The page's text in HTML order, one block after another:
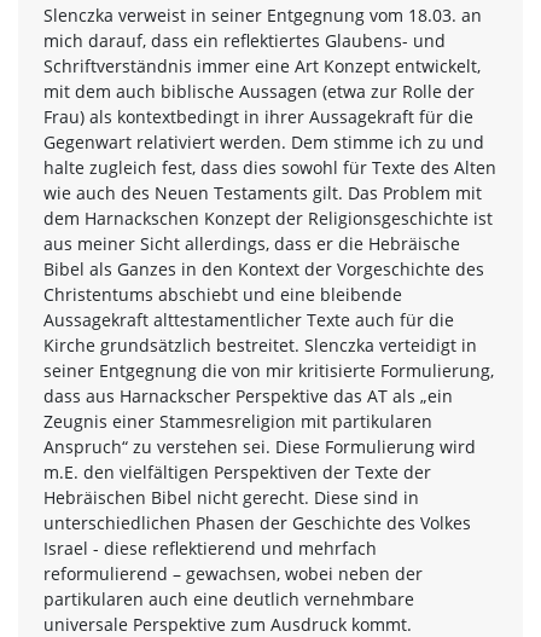
Slenczka verweist in seiner Entgegnung vom 18.03. an
mich darauf, dass ein reflektiertes Glaubens- und
Schriftverständnis immer eine Art Konzept entwickelt,
mit dem auch biblische Aussagen (etwa zur Rolle der
Frau) als kontextbedingt in ihrer Aussagekraft für die
Gegenwart relativiert werden. Dem stimme ich zu und
halte zugleich fest, dass dies sowohl für Texte des Alten
wie auch des Neuen Testaments gilt. Das Problem mit
dem Harnackschen Konzept der Religionsgeschichte ist
aus meiner Sicht allerdings, dass er die Hebräische
Bibel als Ganzes in den Kontext der Vorgeschichte des
Christentums abschiebt und eine bleibende
Aussagekraft alttestamentlicher Texte auch für die
Kirche grundsätzlich bestreitet. Slenczka verteidigt in
seiner Entgegnung die von mir kritisierte Formulierung,
dass aus Harnackscher Perspektive das AT als „ein
Zeugnis einer Stammesreligion mit partikularen
Anspruch“ zu verstehen sei. Diese Formulierung wird
m.E. den vielfältigen Perspektiven der Texte der
Hebräischen Bibel nicht gerecht. Diese sind in
unterschiedlichen Phasen der Geschichte des Volkes
Israel - diese reflektierend und mehrfach
reformulierend – gewachsen, wobei neben der
partikularen auch eine deutlich vernehmbare
universale Perspektive zum Ausdruck kommt.